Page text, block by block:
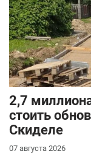
2,7
стоить
Скиделе
07 августа 2026